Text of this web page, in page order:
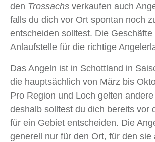
den Trossachs verkaufen auch
falls du dich vor Ort spontan noch
entscheiden solltest. Die
Anlaufstelle für die richtige
Das Angeln ist in Schottland in
die hauptsächlich von März bis
Pro Region und Loch gelten
deshalb solltest du dich bereits vor
für ein Gebiet entscheiden. Die
generell nur für den Ort, für den sie